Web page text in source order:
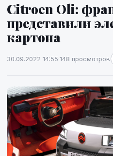
Прогноз погоды
Citroen Oli:
представили
картона
30.09.2022 14:55·148 просмотров